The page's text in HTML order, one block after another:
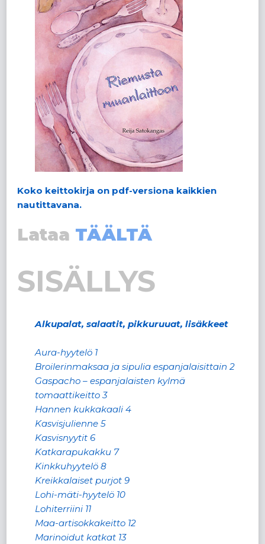
Koko keittokirja on pdf-versiona kaikkien
nautittavana.
Lataa TÄÄLTÄ
SISÄLLYS
Alkupalat, salaatit, pikkuruuat, lisäkkeet
Aura-hyytelö 1
Broilerinmaksaa ja sipulia espanjalaisittain 2
Gaspacho – espanjalaisten kylmä
tomaattikeitto 3
Hannen kukkakaali 4
Kasvisjulienne 5
Kasvisnyytit 6
Katkarapukakku 7
Kinkkuhyytelö 8
Kreikkalaiset purjot 9
Lohi-mäti-hyytelö 10
Lohiterriini 11
Maa-artisokkakeitto 12
Marinoidut katkat 13